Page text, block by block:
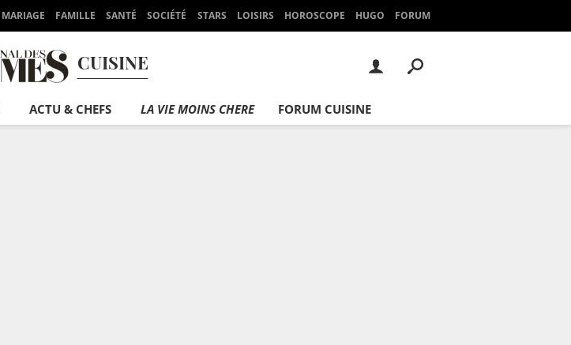
MARIAGE FAMILLE SANTÉ SOCIÉTÉ STARS LOISIRS HOROSCOPE HUGO FORUM
CUISINE
ACTU & CHEFS LA VIE MOINS CHERE FORUM CUISINE